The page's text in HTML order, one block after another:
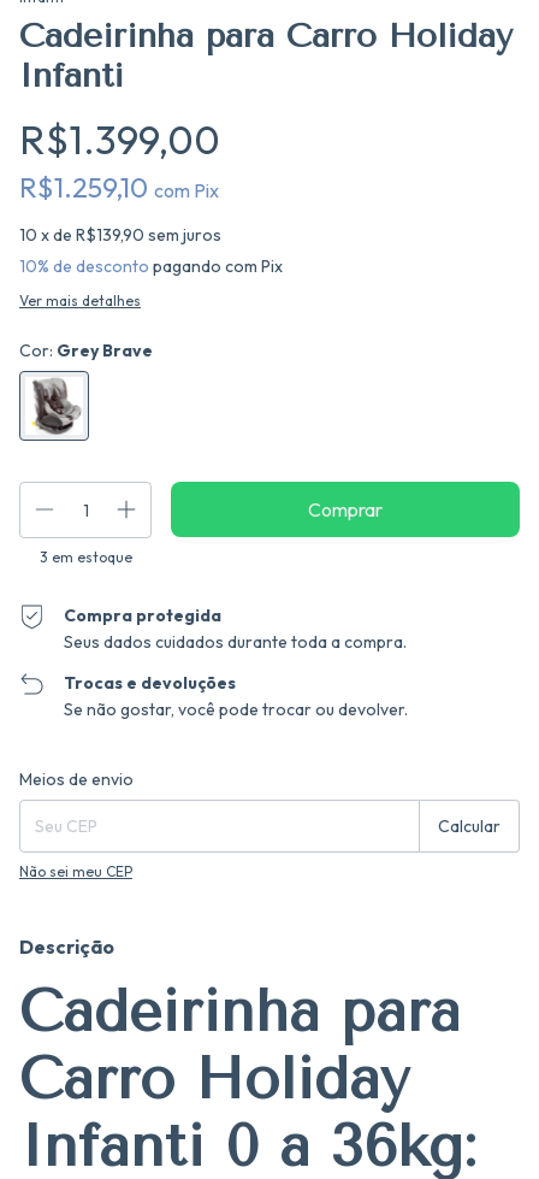
Cadeirinha para Carro Holiday
Infanti
R$1.399,00
R$1.259,10 com Pix
10 x de R$139,90 sem juros
10% de desconto pagando com Pix
Ver mais detalhes
Cor: Grey Brave
3 em estoque
Compra protegida
Seus dados cuidados durante toda a compra.
Trocas e devoluções
Se não gostar, você pode trocar ou devolver.
Entregas para o CEP:
Meios de envio
Calcular
Não sei meu CEP
Descrição
Cadeirinha para
Carro Holiday
Infanti 0 a 36kg: